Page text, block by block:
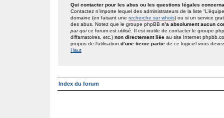
Qui contacter pour les abus ou les questions légales
Contactez n’importe lequel des administrateurs de la liste
domaine (en faisant une recherche sur whois) ou si un service
des abus. Notez que le groupe phpBB n’a absolument aucun
par quice forum est utilisé. Il est inutile de contacter le groupe
diffamatoires, etc.) non directement liée au site Internet
propos de l’utilisation d’une tierce partie de ce logiciel vous
Haut
Index du forum